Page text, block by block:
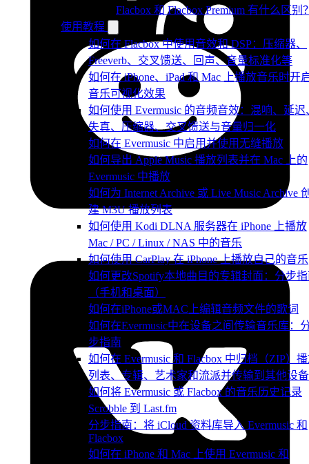
Flacbox 和 Flacbox Premium 有什么区别
使用教程
如何在 Flacbox 中使用音效和 DSP：压缩器、
Freeverb、交叉馈送、回声、音量标准化等
如何在 iPhone、iPad 和 Mac 上播放音乐时开
音乐可视化效果
如何使用 Evermusic 的音频音效：混响、延迟
失真、压缩器、交叉馈送与音量归一化
如何在 Evermusic 中启用并使用无缝播放
如何导出 Apple Music 播放列表并在 Mac 上的
Evermusic 中播放
如何为 Internet Archive 或 Live Music Archive
建 M3U 播放列表
如何使用 Kodi DLNA 服务器在 iPhone 上播放
Mac / PC / Linux / NAS 中的音乐
如何使用 CarPlay 在 iPhone 上播放自己的音乐
如何更改Spotify本地曲目的专辑封面：分步
（手机和桌面）
如何在iPhone或MAC上编辑音频文件的歌词
如何在Evermusic中在设备之间传输音乐库：
步指南
如何在 Evermusic 和 Flacbox 中归档（ZIP）
列表、专辑、艺术家和流派并传输到其他设备
如何将 Evermusic 或 Flacbox 的音乐历史记录
Scrobble 到 Last.fm
分步指南：将 iCloud 资料库导入 Evermusic 和
Flacbox
如何在 iPhone 和 Mac 上使用 Evermusic 和